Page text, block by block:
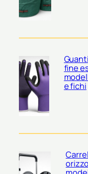
fine
e fichi